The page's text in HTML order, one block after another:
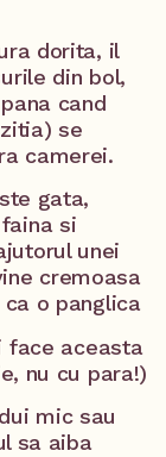
dorita, il
din bol,
cand
se
camerei.
gata,
si
unei
cremoasa
o panglica
face aceasta
nu cu para!)
mic sau
sa aiba